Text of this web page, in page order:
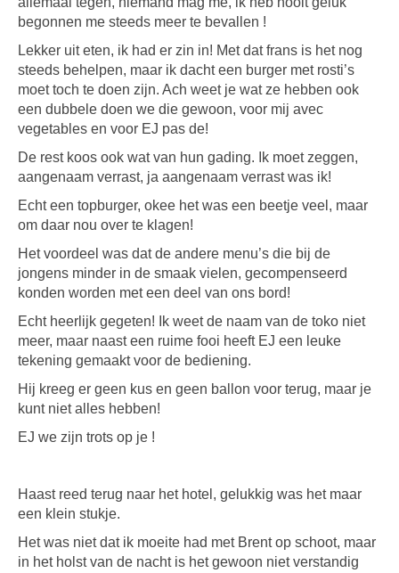
begonnen me steeds meer te bevallen !
Lekker uit eten, ik had er zin in! Met dat frans is het nog
steeds behelpen, maar ik dacht een burger met rosti’s
moet toch te doen zijn. Ach weet je wat ze hebben ook
een dubbele doen we die gewoon, voor mij avec
vegetables en voor EJ pas de!
De rest koos ook wat van hun gading. Ik moet zeggen,
aangenaam verrast, ja aangenaam verrast was ik!
Echt een topburger, okee het was een beetje veel, maar
om daar nou over te klagen!
Het voordeel was dat de andere menu’s die bij de
jongens minder in de smaak vielen, gecompenseerd
konden worden met een deel van ons bord!
Echt heerlijk gegeten! Ik weet de naam van de toko niet
meer, maar naast een ruime fooi heeft EJ een leuke
tekening gemaakt voor de bediening.
Hij kreeg er geen kus en geen ballon voor terug, maar je
kunt niet alles hebben!
EJ we zijn trots op je !
Haast reed terug naar het hotel, gelukkig was het maar
een klein stukje.
Het was niet dat ik moeite had met Brent op schoot, maar
in het holst van de nacht is het gewoon niet verstandig